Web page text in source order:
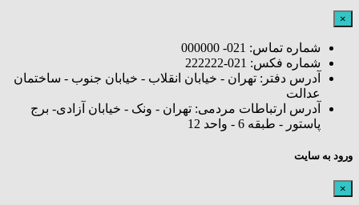
×
شماره تماس: 021- 000000
شماره فکس: 021-222222
آدرس دفتر: تهران - خیابان انقلاب - خیابان جنوب - ساختمان
عدالت
آدرس ارتباطات مردمی: تهران - ونک - خیابان آزادی- برج
پاستور - طبقه 6 - واحد 12
ورود به سایت
×